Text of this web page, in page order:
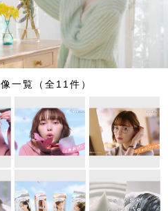
一覧（全11件）